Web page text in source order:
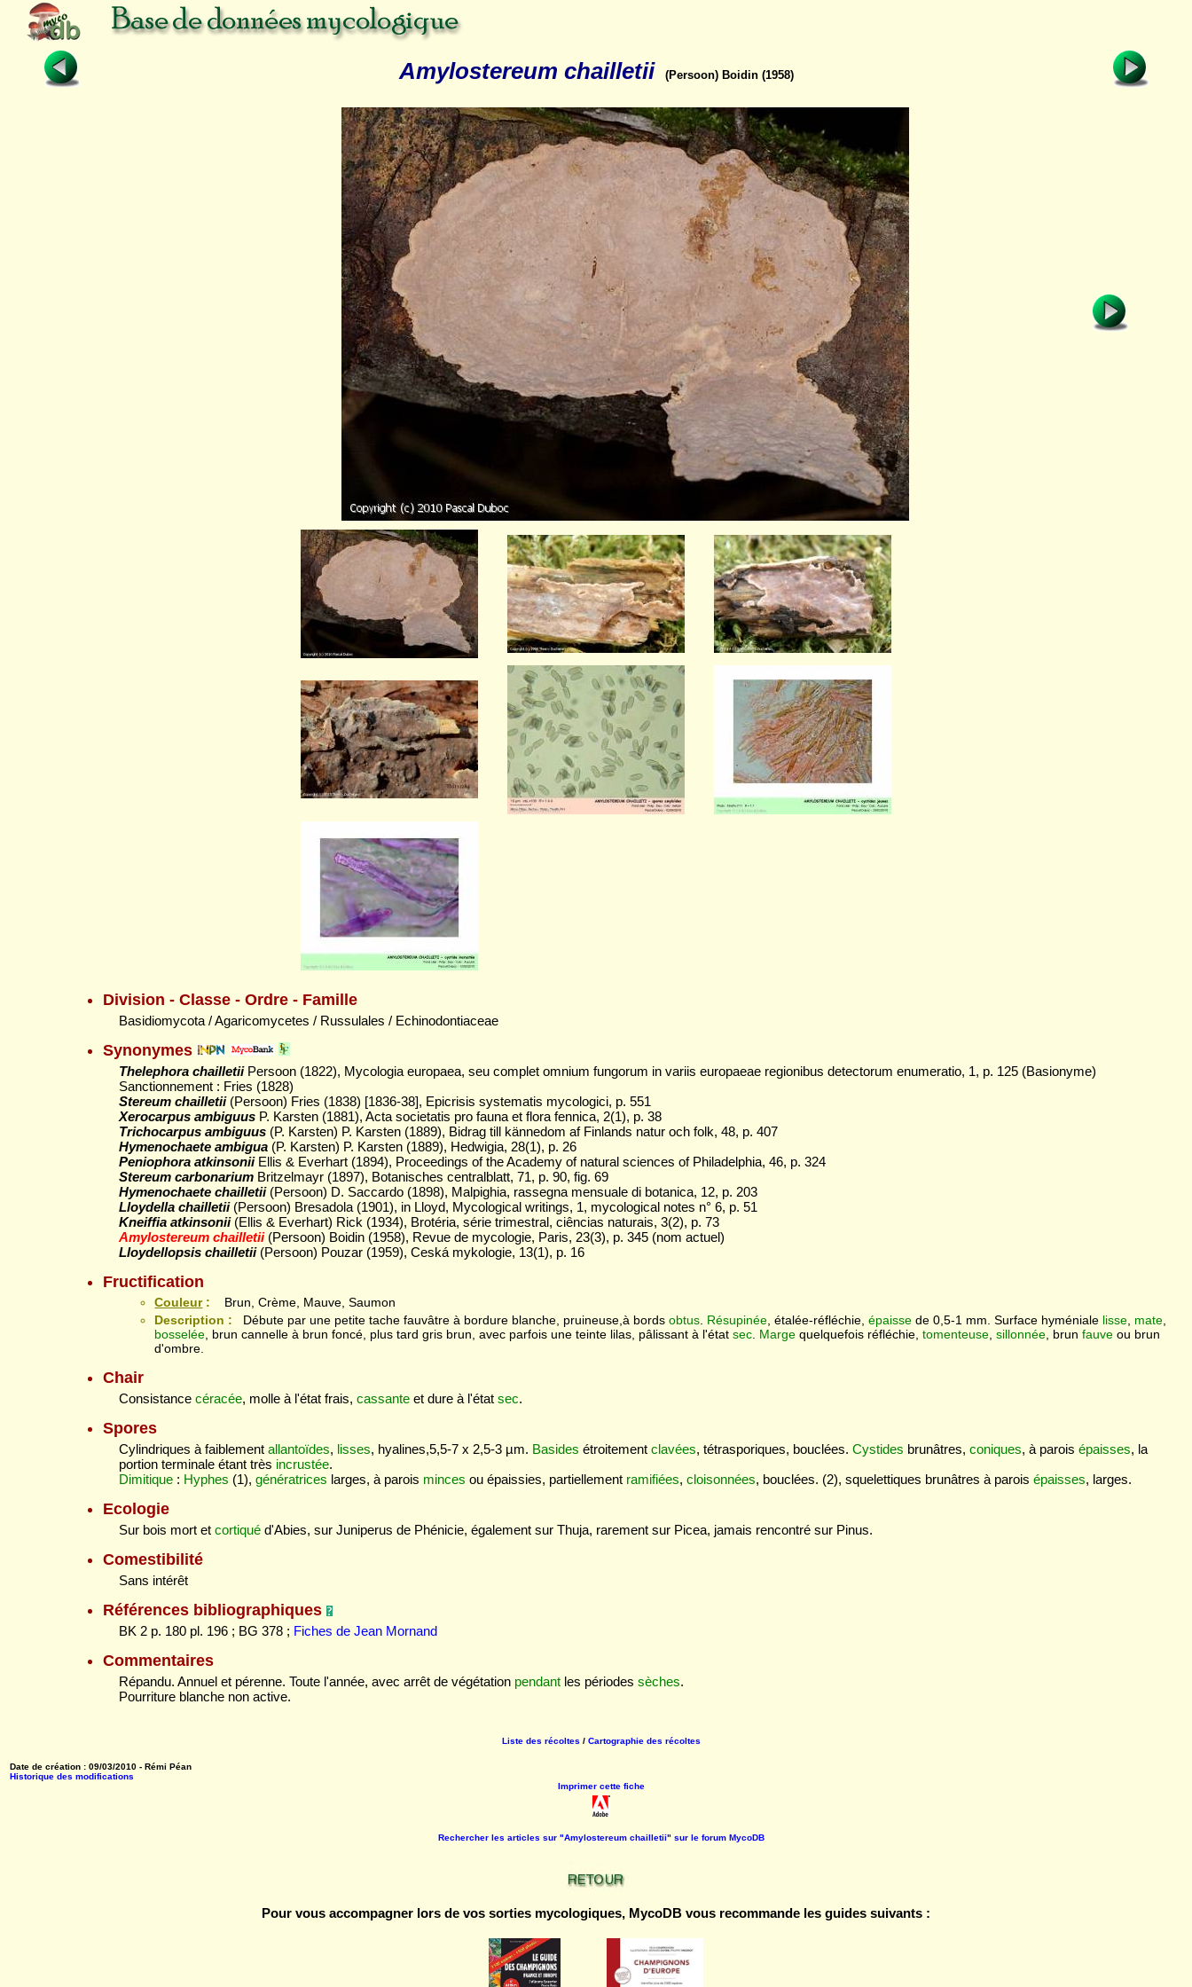
Amylostereum chailletii (Persoon) Boidin (1958)
Division - Classe - Ordre - Famille
Basidiomycota / Agaricomycetes / Russulales / Echinodontiaceae
Synonymes
Thelephora chailletii Persoon (1822), Mycologia europaea, seu complet omnium fungorum in variis europaeae regionibus detectorum enumeratio, 1, p. 125 (Basionyme)
Sanctionnement : Fries (1828)
Stereum chailletii (Persoon) Fries (1838) [1836-38], Epicrisis systematis mycologici, p. 551
Xerocarpus ambiguus P. Karsten (1881), Acta societatis pro fauna et flora fennica, 2(1), p. 38
Trichocarpus ambiguus (P. Karsten) P. Karsten (1889), Bidrag till kännedom af Finlands natur och folk, 48, p. 407
Hymenochaete ambigua (P. Karsten) P. Karsten (1889), Hedwigia, 28(1), p. 26
Peniophora atkinsonii Ellis & Everhart (1894), Proceedings of the Academy of natural sciences of Philadelphia, 46, p. 324
Stereum carbonarium Britzelmayr (1897), Botanisches centralblatt, 71, p. 90, fig. 69
Hymenochaete chailletii (Persoon) D. Saccardo (1898), Malpighia, rassegna mensuale di botanica, 12, p. 203
Lloydella chailletii (Persoon) Bresadola (1901), in Lloyd, Mycological writings, 1, mycological notes n° 6, p. 51
Kneiffia atkinsonii (Ellis & Everhart) Rick (1934), Brotéria, série trimestral, ciências naturais, 3(2), p. 73
Amylostereum chailletii (Persoon) Boidin (1958), Revue de mycologie, Paris, 23(3), p. 345 (nom actuel)
Lloydellopsis chailletii (Persoon) Pouzar (1959), Ceská mykologie, 13(1), p. 16
Fructification
Couleur:
Brun, Crème, Mauve, Saumon
Description :
Débute par une petite tache fauvâtre à bordure blanche, pruineuse,à bords obtus. Résupinée, étalée-réfléchie, épaissede 0,5-1 mm. Surface hyméniale lisse, mate,
bosselée , brun cannelle à brun foncé, plus tard gris brun, avec parfois une teinte lilas, pâlissant à l'étatsec Marge quelquefois réfléchie,tomenteuse ,sillonnée , brunfauve ou brun
d'ombre.
Chair
Consistancecéracée, molle à l'état frais,cassante et dure à l'étatsec.
Spores
Cylindriques à faiblementallantoïdes, lisses, hyalines,5,5-7 x 2,5-3 µm. Basides étroitementclavées, tétrasporiques, bouclées.Cystides brunâtres,coniques, à paroisépaisses, la
portion terminale étant très incrustée.
Dimitique : Hyphes (1),génératrices larges, à parois minces ou épaissies, partiellement ramifiées,cloisonnées, bouclées. (2), squelettiques brunâtres à paroisépaisses, larges.
Ecologie
Sur bois mort etcortiqué d'Abies, sur Juniperus de Phénicie, également sur Thuja, rarement sur Picea, jamais rencontré sur Pinus.
Comestibilité
Sans intérêt
Références bibliographiques
BK 2 p. 180 pl. 196 ; BG 378 ; Fiches de Jean Mornand
Commentaires
Répandu. Annuel et pérenne. Toute l'année, avec arrêt de végétation pendant les périodessèches.
Pourriture blanche non active.
Liste des récoltes / Cartographie des récoltes
Date de création : 09/03/2010 - Rémi Péan
Historique des modifications
Imprimer cette fiche
Rechercher les articles sur "Amylostereum chailletii" sur le forum MycoDB
Pour vous accompagner lors de vos sorties mycologiques, MycoDB vous recommande les guides suivants :